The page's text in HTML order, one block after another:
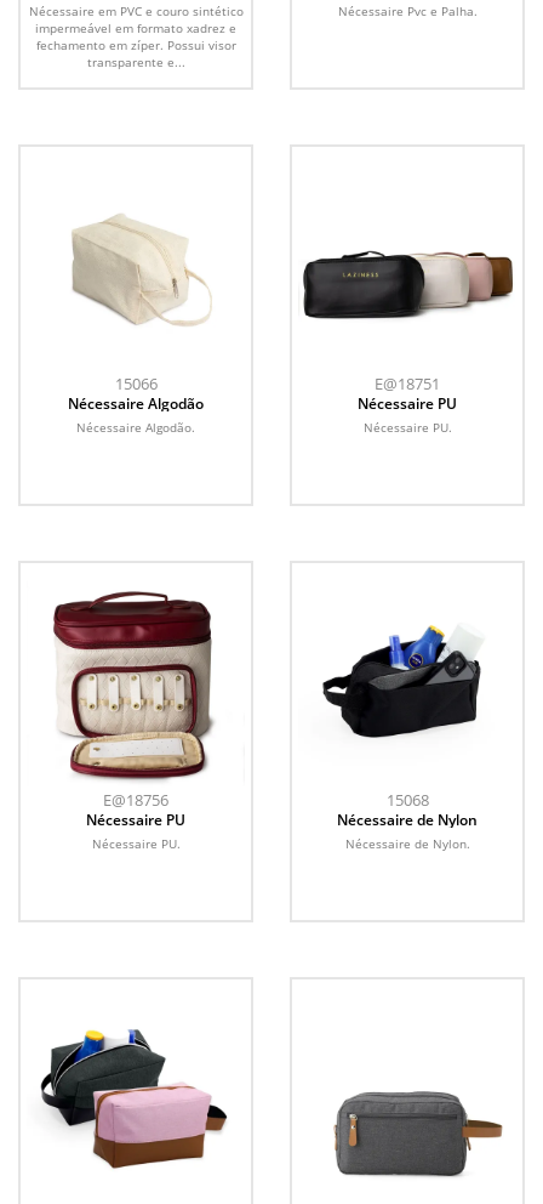
Nécessaire em PVC e couro sintético
impermeável em formato xadrez e
fechamento em zíper. Possui visor
transparente e...
Nécessaire Pvc e Palha.
15066
Nécessaire Algodão
Nécessaire Algodão.
E@18751
Nécessaire PU
Nécessaire PU.
E@18756
Nécessaire PU
Nécessaire PU.
15068
Nécessaire de Nylon
Nécessaire de Nylon.